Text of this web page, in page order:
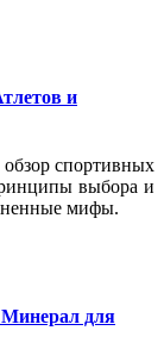
и
обзор спортивных
выбора и
мифы.
для